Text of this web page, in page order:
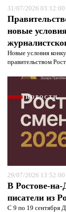
31/07/2026 03:12:00
новые
Новые условия
правительством
НОВОСТИ
29/07/2026 13:52:00
В Ростове-на-
писатели из
С 9 по 19 сентября